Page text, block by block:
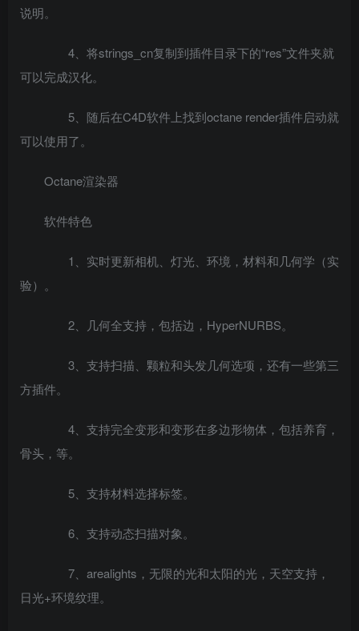
说明。
4、将strings_cn复制到插件目录下的“res”文件夹就
可以完成汉化。
5、随后在C4D软件上找到octane render插件启动就
可以使用了。
Octane渲染器
软件特色
1、实时更新相机、灯光、环境，材料和几何学（实
验）。
2、几何全支持，包括边，HyperNURBS。
3、支持扫描、颗粒和头发几何选项，还有一些第三
方插件。
4、支持完全变形和变形在多边形物体，包括养育，
骨头，等。
5、支持材料选择标签。
6、支持动态扫描对象。
7、arealights，无限的光和太阳的光，天空支持，
日光+环境纹理。